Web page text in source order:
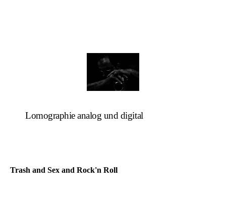
Lomographie analog und digital
Trash and Sex and Rock'n Roll